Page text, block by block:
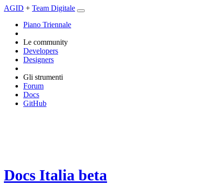
AGID + Team Digitale
Piano Triennale
Le community
Developers
Designers
Gli strumenti
Forum
Docs
GitHub
Docs Italia beta